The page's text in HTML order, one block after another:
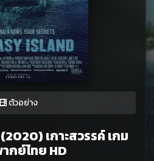
ตัวอย่าง
เกาะสวรรค์ เกม
กย์ไทย HD